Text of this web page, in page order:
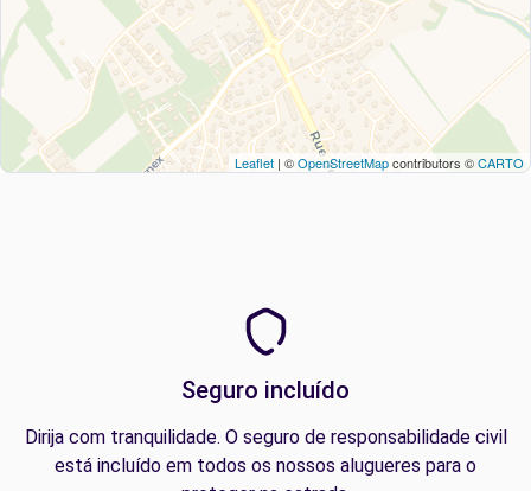
Leaflet | ©OpenStreetMapcontributors ©CARTO
Seguro incluído
Dirija com tranquilidade. O seguro de responsabilidade civil
está incluído em todos os nossos alugueres para o